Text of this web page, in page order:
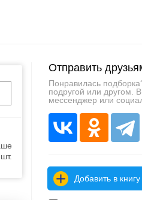
Отправить
Понравилась
подругой или другом.
мессенджер или
Добавить в